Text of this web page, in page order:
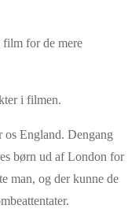
for de mere
i filmen.
England. Dengang
børn ud af London for
man, og der kunne de